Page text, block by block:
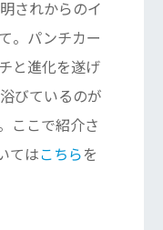
されからのイ
。パンチカー
と進化を遂げ
びているのが
ここで紹介さ
てはこちら を